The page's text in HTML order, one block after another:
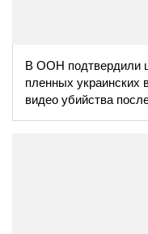
В ООН подтвердили
пленных украинских
видео убийства